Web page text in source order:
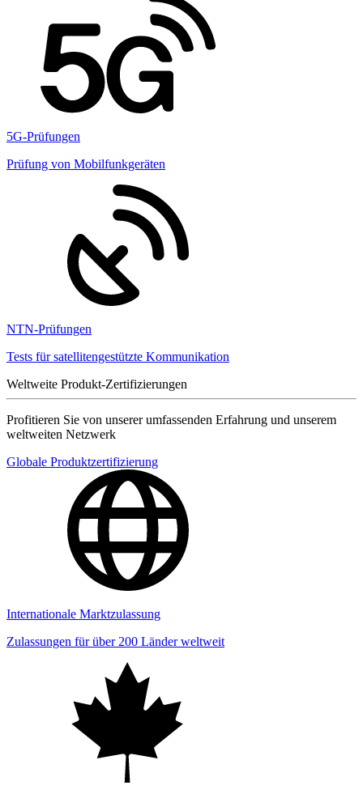
5G-Prüfungen
Prüfung von Mobilfunkgeräten
NTN-Prüfungen
Tests für satellitengestützte Kommunikation
Weltweite Produkt-Zertifizierungen
Profitieren Sie von unserer umfassenden Erfahrung und unserem
weltweiten Netzwerk
Globale Produktzertifizierung
Internationale Marktzulassung
Zulassungen für über 200 Länder weltweit